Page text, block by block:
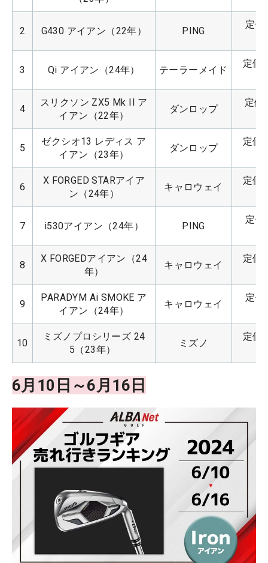
2 G430 アイアン（22年） PING
定価
3 Qi アイアン（24年） テーラーメイド
定価
4
スリクソン ZX5 Mk II ア
イアン（22年）
ダンロップ
定価
5
ゼクシオ13 レディス ア
イアン（23年）
ダンロップ
定価
6
X FORGED STARアイア
ン（24年）
キャロウェイ
定価
7 i530アイアン（24年） PING
定価
8
X FORGEDアイアン（24
年）
キャロウェイ
定価
9
PARADYM Ai SMOKE ア
イアン（24年）
キャロウェイ
定価
10
ミズノプロシリーズ 24
5（23年）
ミズノ
定価
6月10日～6月16日